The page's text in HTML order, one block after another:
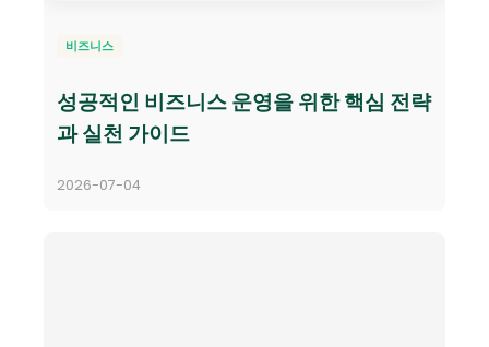
비즈니스
성공적인 비즈니스 운영을 위한 핵심 전략
과 실천 가이드
2026-07-04